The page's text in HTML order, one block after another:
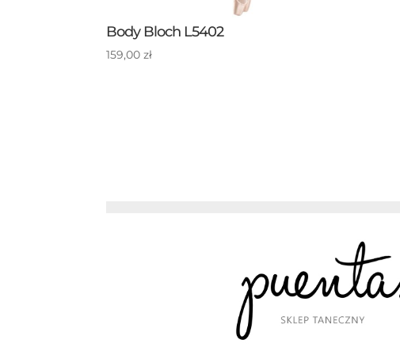
Body Bloch L5402
159,00zł